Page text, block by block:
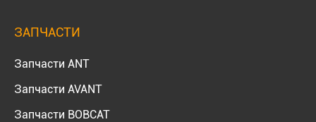
ЗАПЧАСТИ
Запчасти ANT
Запчасти AVANT
Запчасти BOBCAT